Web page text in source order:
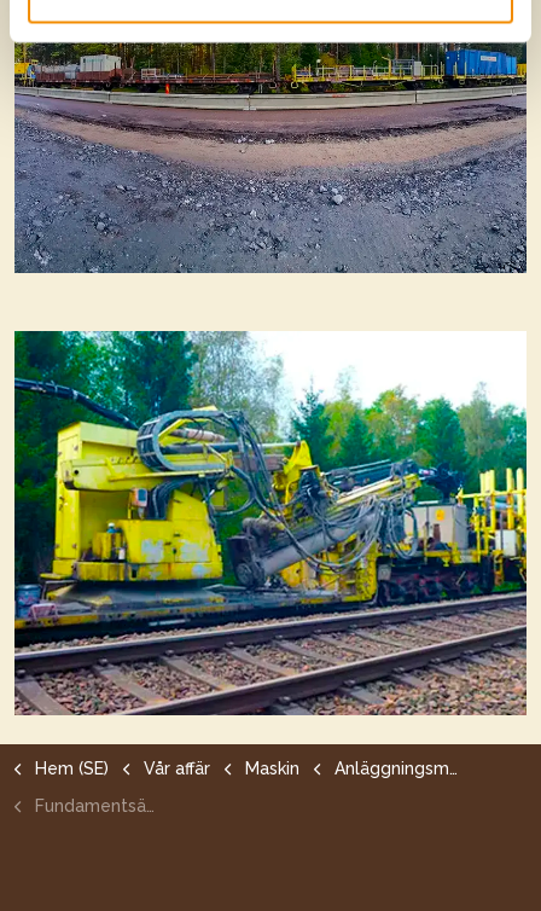
Hem (SE) Vår affär Maskin
Anläggningsmaskiner
Fundamentsättningsättningståg (FST)